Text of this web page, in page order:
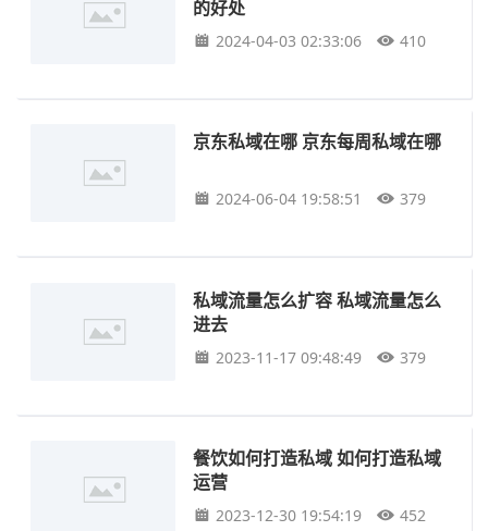
的好处
2024-04-03 02:33:06 410
京东私域在哪 京东每周私域在哪
2024-06-04 19:58:51 379
私域流量怎么扩容 私域流量怎么
进去
2023-11-17 09:48:49 379
餐饮如何打造私域 如何打造私域
运营
2023-12-30 19:54:19 452